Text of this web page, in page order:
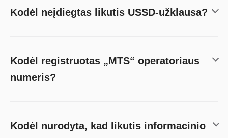
Kodėl neįdiegtas likutis USSD-užklausa?
Kodėl registruotas „MTS“ operatoriaus
numeris?
Kodėl nurodyta, kad likutis informacinio